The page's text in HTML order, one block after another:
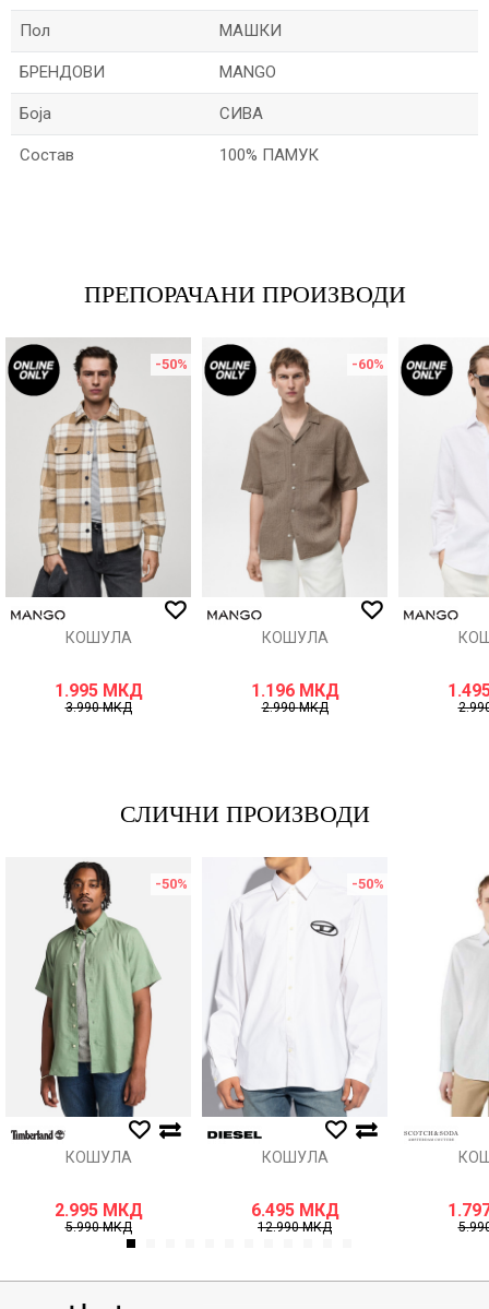
Пол МАШКИ
БРЕНДОВИ MANGO
Боја СИВА
Состав 100% ПАМУК
ИСПРАТИ
ПРЕПОРАЧАНИ ПРОИЗВОДИ
-50%
КОШУЛА
1.995 МКД
3.990МКД
-60%
КОШУЛА
1.196 МКД
2.990МКД
СЛИЧНИ ПРОИЗВОДИ
-50%
КОШУЛА
2.995 МКД
5.990МКД
-50%
КОШУЛА
6.495 МКД
12.990МКД
1